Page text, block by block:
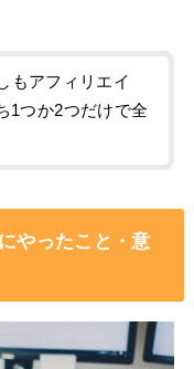
もアフィリエイ
1つか2つだけで全
やったこと・意